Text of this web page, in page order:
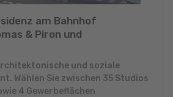
am Bahnhof
& Piron und
und soziale
Wählen Sie zwischen 35 Studios
4 Gewerbeflächen